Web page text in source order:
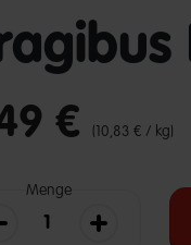
out of 5 Customer
€ (10,83 € / kg)
Menge
Die Menge verringern
Die Menge